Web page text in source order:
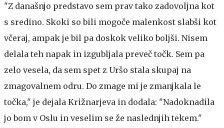
"Z današnjo predstavo sem prav tako zadovoljna kot
s sredino. Skoki so bili mogoče malenkost slabši kot
včeraj, ampak je bil pa doskok veliko boljši. Nisem
delala teh napak in izgubljala preveč točk. Sem pa
zelo vesela, da sem spet z Uršo stala skupaj na
zmagovalnem odru. Do zmage mi je zmanjkala le
točka," je dejala Križnarjeva in dodala: "Nadoknadila
jo bom v Oslu in veselim se že naslednjih tekem."